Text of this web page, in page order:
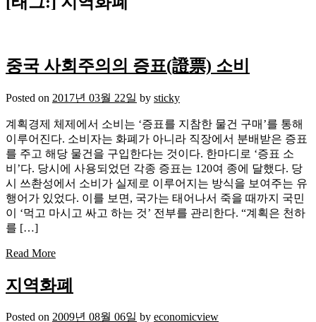
중국 사회주의의 증표(證票) 소비
Posted on 2017년 03월 22일 by sticky
계획경제 체제에서 소비는 ‘증표를 지참한 물건 구매’를 통해
이루어진다. 소비자는 화폐가 아니라 직장에서 분배받은 증표
를 주고 해당 물건을 구입한다는 것이다. 한마디로 ‘증표 소
비’다. 당시에 사용되었던 각종 증표는 120여 종에 달했다. 당
시 쓰촨성에서 소비가 실제로 이루어지는 방식을 보여주는 유
행어가 있었다. 이를 보면, 국가는 태어나서 죽을 때까지 국민
이 ‘먹고 마시고 싸고 하는 것’ 전부를 관리한다. “계획은 천하
를 […]
Read More
지역화폐
Posted on 2009년 08월 06일 by economicview